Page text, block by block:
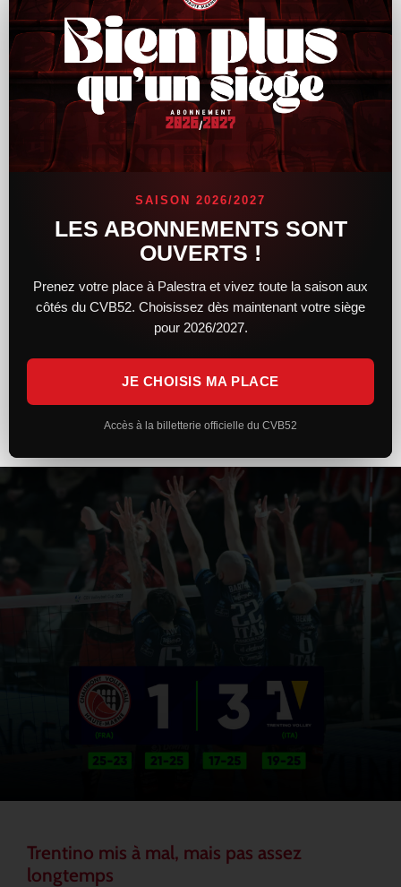
Le CVB52 connaît son adversaire pour la
demi-finale de Coupe de France
masculines de la Coupe de France a lieu hier soir, le CVB52
connaît désormais son adversaire. Du côté des femmes,
LIRE LA SUITE »
Trentino mis à mal, mais pas assez
longtemps
SAISON 2026/2027
LES ABONNEMENTS SONT
OUVERTS !
Prenez votre place à Palestra et vivez toute la saison aux
côtés du CVB52. Choisissez dès maintenant votre siège
pour 2026/2027.
JE CHOISIS MA PLACE
Accès à la billetterie officielle du CVB52